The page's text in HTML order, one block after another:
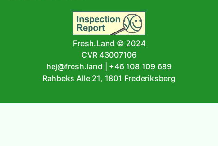
Fresh.Land © 2024
CVR 43007106
hej@fresh.land
+46 108 109 689
Rahbeks Alle 21, 1801 Frederiksberg